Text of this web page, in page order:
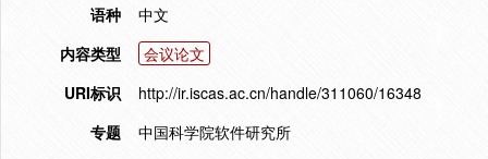
语种
中文
内容类型
会议论文
URI标识
http://ir.iscas.ac.cn/handle/311060/16348
专题
中国科学院软件研究所